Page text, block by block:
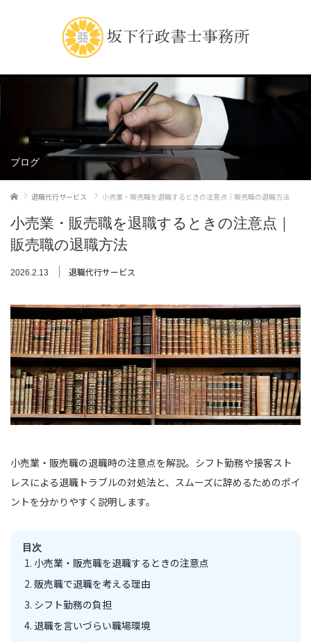
ブログ
ホーム 退職代行サービス 小売業・販売職を退職するときの注意点｜販売職の退職方法
小売業・販売職を退職するときの注意点｜
販売職の退職方法
2026.2.13 退職代行サービス
小売業・販売職の退職時の注意点を解説。シフト勤務や接客スト
レスによる退職トラブルの対処法と、スムーズに辞めるためのポイ
ントを分かりやすく説明します。
目次
小売業・販売職を退職するときの注意点
販売職で退職を考える理由
シフト勤務の負担
退職を言いづらい職場環境